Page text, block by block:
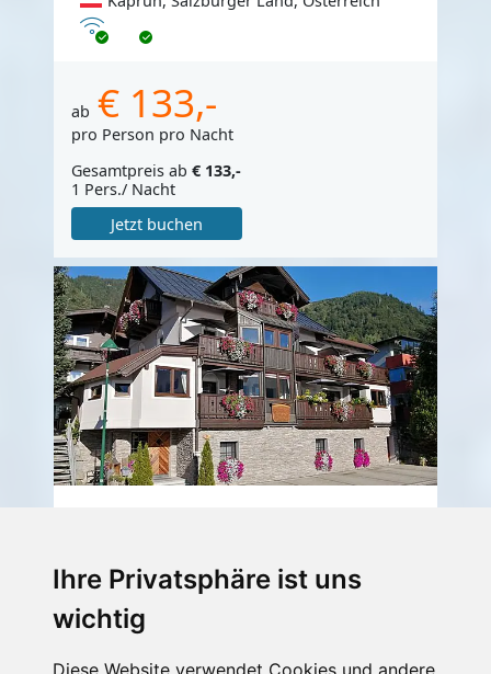
Ihre Privatsphäre ist uns
wichtig
Diese Website verwendet Cookies und andere
Internet
ab € 133,-
pro Person pro Nacht
Gesamtpreis ab € 133,-
1 Pers./ Nacht
Jetzt buchen
Theresia"
Appartement